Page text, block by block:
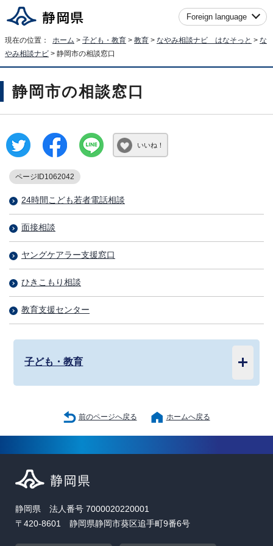
Foreign language
現在の位置： ホーム > 子ども・教育 > 教育 > なやみ相談ナビ はなそっと > な
やみ相談ナビ > 静岡市の相談窓口
静岡市の相談窓口
いいね！
ページID1062042
24時間こども若者電話相談
面接相談
ヤングケアラー支援窓口
ひきこもり相談
教育支援センター
子ども・教育
前のページへ戻る ホームへ戻る
静岡県 法人番号 7000020220001
〒420-8601 静岡県静岡市葵区追手町9番6号